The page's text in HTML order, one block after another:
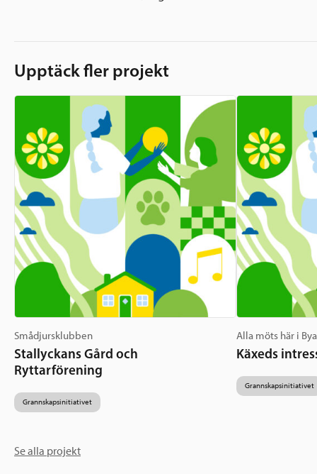
Upptäck fler projekt
Smådjursklubben
Stallyckans Gård och
Ryttarförening
Grannskapsinitiativet
Alla möts här i
Käxeds
Grannskapsinitiativet
Se alla projekt